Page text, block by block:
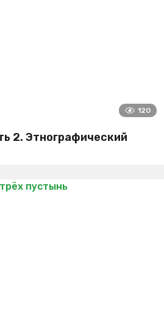
120
2. Этнографический